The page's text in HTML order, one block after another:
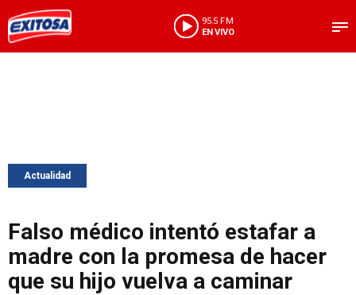
95.5 FM
EN VIVO
Actualidad
Falso médico intentó estafar a
madre con la promesa de hacer
que su hijo vuelva a caminar